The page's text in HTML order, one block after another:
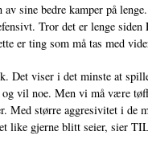
sine bedre kamper på
Tror det er lenge siden
er ting som må tas med
Det viser i det minste at
vil noe. Men vi må være
Med større aggresivitet i de
like gjerne blitt seier, sier